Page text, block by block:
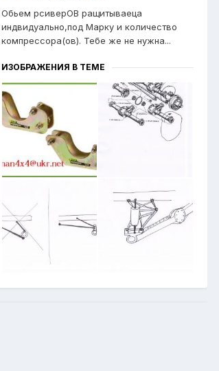
Обьем рсиверОВ ращитываеца
индвидуально,под Марку и количество
компрессора(ов). Тебе же не нужна...
ИЗОБРАЖЕНИЯ В ТЕМЕ